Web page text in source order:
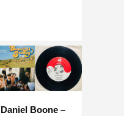
Daniel Boone –